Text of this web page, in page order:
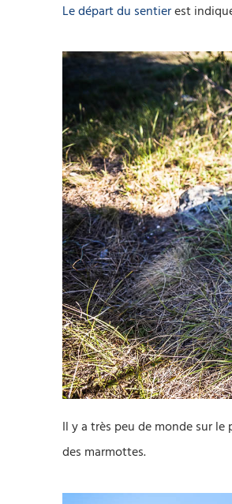
Le départ du sentierest
Il y a très peu de monde sur
des marmottes.